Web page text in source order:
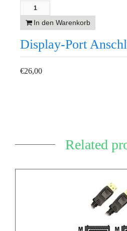
In den Warenkorb
Display-Port
€26,00
Related